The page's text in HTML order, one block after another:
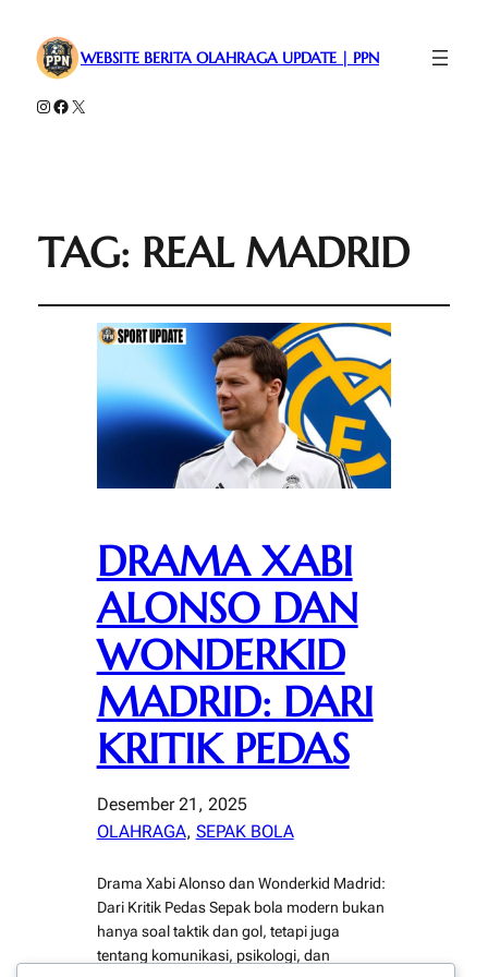
WEBSITE BERITA OLAHRAGA UPDATE | PPN
Instagram
Facebook
X
TAG: REAL MADRID
DRAMA XABI
ALONSO DAN
WONDERKID
MADRID: DARI
KRITIK PEDAS
Desember 21, 2025
OLAHRAGA, SEPAK BOLA
Drama Xabi Alonso dan Wonderkid Madrid:
Dari Kritik Pedas Sepak bola modern bukan
hanya soal taktik dan gol, tetapi juga
tentang komunikasi, psikologi, dan